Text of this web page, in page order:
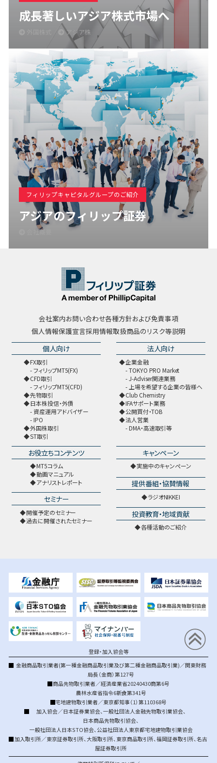
成長著しいアジア株式市場へ
アジア株
フィリップキャピタルグループのご紹介
アジアのフィリップ証券
会社概要
会社案内お問い合わせ各種方針および免責事項
個人情報保護宣言採用情報取扱商品のリスク等説明
個人向け
FX取引
フィリップMT5(FX)
CFD取引
フィリップMT5(CFD)
先物取引
日本株投信・外債
資産運用アドバイザー
IPO
外国株取引
ST取引
法人向け
企業金融
TOKYO PRO Market
J-Adviser関連業務
上場を希望する企業の皆様へ
Club Chemistry
IFAサポート業務
公開買付・TOB
法人営業
DMA・高速取引等
お役立ちコンテンツ
MT5コラム
動画マニュアル
アナリストレポート
セミナー
開催予定のセミナー
過去に開催されたセミナー
キャンペーン
実施中のキャンペーン
提供番組・協賛情報
ラジオNIKKEI
投資教育・地域貢献
各種活動のご紹介
登録・加入協会等
金融商品取引業者(第一種金融商品取引業及び第二種金融商品取引業)／関東財務
局長（金商）第127号
商品先物取引業者／経済産業省20240430商第6号
農林水産省指令6新食第341号
宅地建物取引業者／東京都知事（1）第110368号
加入協会／日本証券業協会、 一般社団法人金融先物取引業協会、
日本商品先物取引協会、
一般社団法人日本STO協会、 公益社団法人東京都宅地建物取引業協会
加入取引所／東京証券取引所、大阪取引所、 東京商品取引所、福岡証券取引所、名古
屋証券取引所